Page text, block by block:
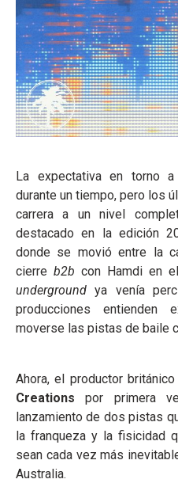
La expectativa en torno a
durante un tiempo, pero los
carrera a un nivel
destacado en la edición
donde se movió entre la
cierre b2b con Hamdi en
underground ya venía
producciones entienden
moverse las pistas de baile
Ahora, el productor
Creations por primera
lanzamiento de dos pistas
la franqueza y la fisicidad
sean cada vez más
Australia.